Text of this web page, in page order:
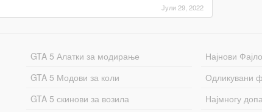
Јули 29, 2022
GTA 5 Алатки за модирање
GTA 5 Модови за коли
GTA 5 скинови за возила
Најнови
Одликувани
Најмногу